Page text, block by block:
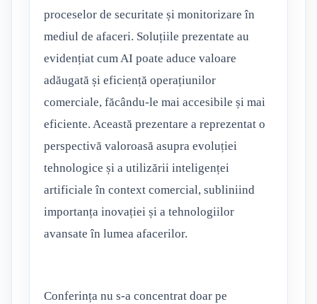
proceselor de securitate și monitorizare în
mediul de afaceri. Soluțiile prezentate au
evidențiat cum AI poate aduce valoare
adăugată și eficiență operațiunilor
comerciale, făcându-le mai accesibile și mai
eficiente. Această prezentare a reprezentat o
perspectivă valoroasă asupra evoluției
tehnologice și a utilizării inteligenței
artificiale în context comercial, subliniind
importanța inovației și a tehnologiilor
avansate în lumea afacerilor.
Conferința nu s-a concentrat doar pe